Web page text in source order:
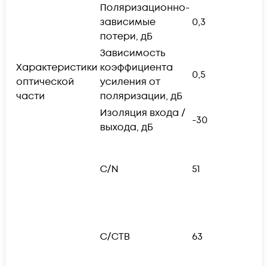
Характеристики
оптической
части
Поляризационно-
зависимые
потери, дБ
0,3
Зависимость
коэффициента
усиления от
поляризации, дБ
0,5
Изоляция входа /
выхода, дБ
-30
C/N 51
C/CTB 63